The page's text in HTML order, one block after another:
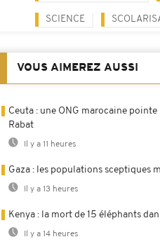
SCIENCE
VOUS AIMEREZ AUSSI
Ceuta : une ONG marocaine
Rabat
Il y a 11 heures
Gaza : les populations sceptiques
Il y a 13 heures
Kenya : la mort de 15 éléphants
Il y a 14 heures